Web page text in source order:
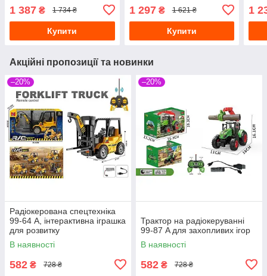
кольори
1 387 ₴ 1 734 ₴
Купити
1 297₴ 1 621 ₴
Купити
1
Акційні пропозиції та новинки
–20%
Радіокерована спецтехніка
99-64 A, інтерактивна іграшка
для розвитку
В наявності
582 ₴ 728 ₴
–20%
Трактор на радіокеруванні
99-87 A для захопливих ігор
В наявності
582 ₴ 728 ₴